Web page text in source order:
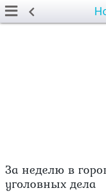
За неделю в
уголовных дела